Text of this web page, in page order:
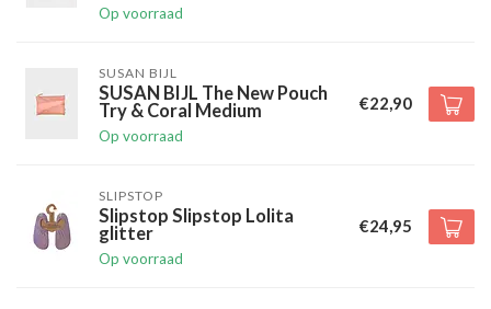
Op voorraad
SUSAN BIJL
SUSAN BIJL The New Pouch
Try & Coral Medium
Op voorraad
€22,90
SLIPSTOP
Slipstop Slipstop Lolita
glitter
Op voorraad
€24,95